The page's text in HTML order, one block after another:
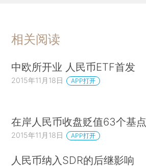
相关阅读
中欧所开业 人民币ETF首发
2015年11月18日 APP打开
在岸人民币收盘贬值63个基点
2015年11月18日 APP打开
人民币纳入SDR的后继影响